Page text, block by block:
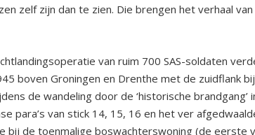
zelf zijn dan te zien. Die brengen het verhaal
van ruim 700 SAS-soldaten
boven Groningen en Drenthe met de zuidflank
de wandeling door de ‘historische
para’s van stick 14, 15, 16 en het ver
bij de toenmalige boswachterswoning (de eerste